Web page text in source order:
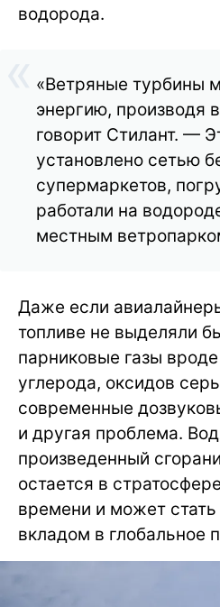
водорода.
«Ветряные турбины
энергию, производя
говорит Стилант. —
установлено сетью
супермаркетов,
работали на
местным
Даже если
топливе не выделяли
парниковые газы
углерода, оксидов
современные
и другая проблема.
произведенный
остается в
времени и может
вкладом в глобальное